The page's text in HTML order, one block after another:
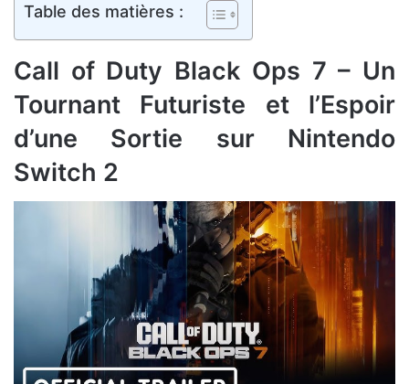
Table des matières :
Call of Duty Black Ops 7 – Un
Tournant Futuriste et l’Espoir
d’une Sortie sur Nintendo
Switch 2